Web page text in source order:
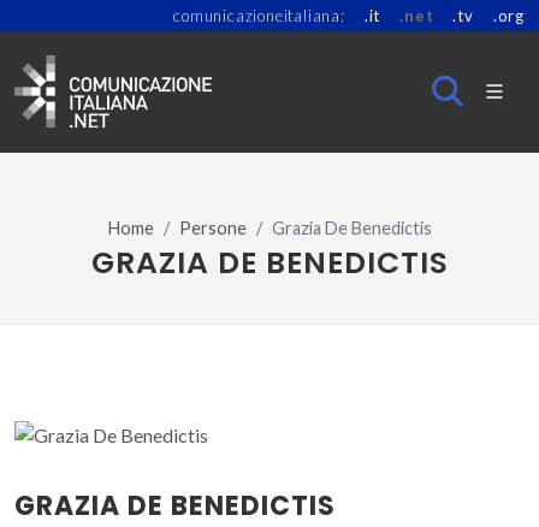
comunicazioneitaliana: .it .net .tv .org
Home Persone Grazia De Benedictis
GRAZIA DE BENEDICTIS
GRAZIA DE BENEDICTIS